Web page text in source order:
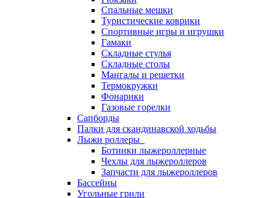
Спальные мешки
Туристические коврики
Спортивные игры и игрушки
Гамаки
Складные стулья
Складные столы
Мангалы и решетки
Термокружки
Фонарики
Газовые горелки
Сапборды
Палки для скандинавской ходьбы
Лыжи роллеры
Ботинки лыжероллерные
Чехлы для лыжероллеров
Запчасти для лыжероллеров
Бассейны
Угольные грили